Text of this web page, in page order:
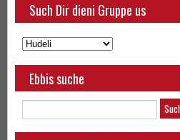
Such Dir dieni Gruppe us
Ebbis suche